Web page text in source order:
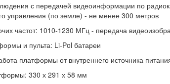
с передачей видеоинформации по
управления (по земле) - не менее 300 метров
частот: 1010-1230 МГц - передача
и пульта: Li-Pol батареи
платформы от внутреннего источника
330 х 291 х 58 мм